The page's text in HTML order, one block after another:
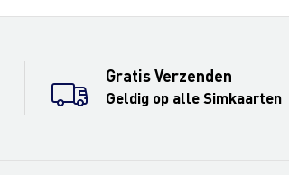
Gratis Verzenden
Geldig op alle Simkaarten